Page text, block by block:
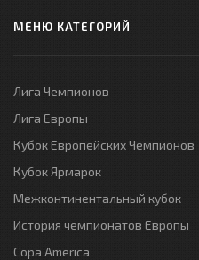
МЕНЮ КАТЕГОРИЙ
Лига Чемпионов
Лига Европы
Кубок Европейских Чемпионов
Кубок Ярмарок
Межконтинентальный кубок
История чемпионатов Европы
Copa America